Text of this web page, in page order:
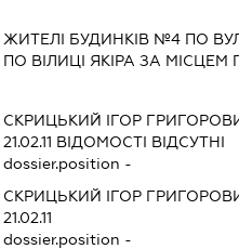
ЖИТЕЛІ БУДИНКІВ №4 ПО
ПО ВІЛИЦІ ЯКІРА ЗА
СКРИЦЬКИЙ ІГОР
21.02.11 ВІДОМОСТІ ВІДСУТНІ
dossier.position -
СКРИЦЬКИЙ ІГОР
21.02.11
dossier.position -